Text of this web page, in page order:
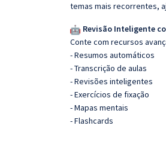
temas mais recorrentes,
Revisão Inteligente
Conte com recursos
- Resumos automáticos
- Transcrição de aulas
- Revisões inteligentes
- Exercícios de fixação
- Mapas mentais
- Flashcards